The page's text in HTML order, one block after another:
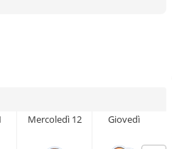
Mercoledì 12 Giovedì 13